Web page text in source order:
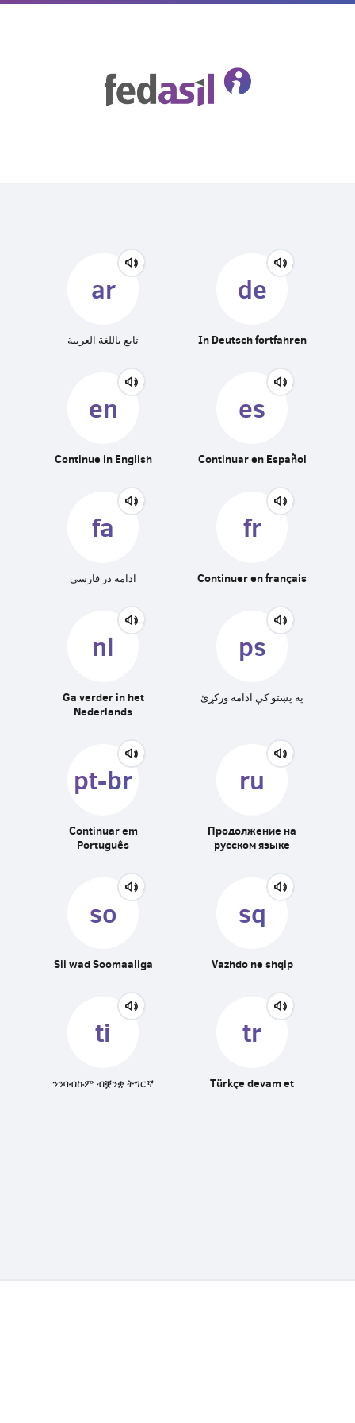
content
ar
تابع باللغة العربية
de
In Deutsch fortfahren
en
Continue in English
es
Continuar en Español
fa
ادامه در فارسی
fr
Continuer en français
nl
Ga verder in het
Nederlands
ps
په پښتو کې ادامه ورکړئ
pt-br
Continuar em
Português
ru
Продолжение на
русском языке
so
Sii wad Soomaaliga
sq
Vazhdo ne shqip
ti
ንንባብኩም ብቛንቋ ትግርኛ
tr
Türkçe devam et